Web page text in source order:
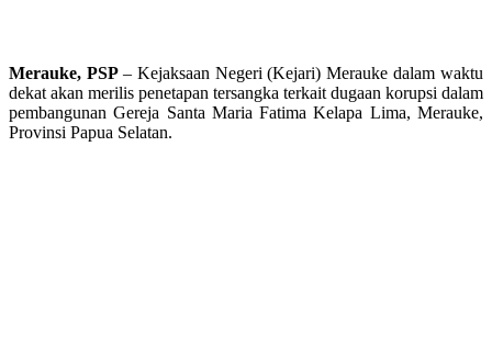
Merauke, PSP – Kejaksaan Negeri (Kejari) Merauke dalam waktu
dekat akan merilis penetapan tersangka terkait dugaan korupsi dalam
pembangunan Gereja Santa Maria Fatima Kelapa Lima, Merauke,
Provinsi Papua Selatan.